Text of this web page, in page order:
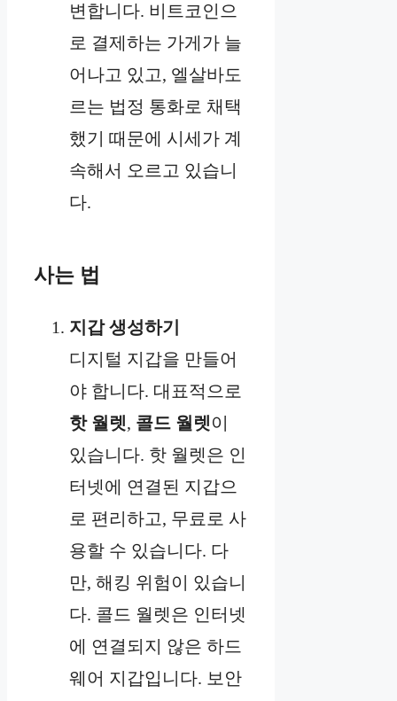
변합니다. 비트코인으
로 결제하는 가게가 늘
어나고 있고, 엘살바도
르는 법정 통화로 채택
했기 때문에 시세가 계
속해서 오르고 있습니
다.
사는 법
지갑 생성하기
디지털 지갑을 만들어
야 합니다. 대표적으로
핫 월렛, 콜드 월렛이
있습니다. 핫 월렛은 인
터넷에 연결된 지갑으
로 편리하고, 무료로 사
용할 수 있습니다. 다
만, 해킹 위험이 있습니
다. 콜드 월렛은 인터넷
에 연결되지 않은 하드
웨어 지갑입니다. 보안